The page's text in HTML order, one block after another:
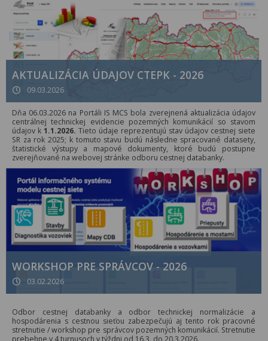
AKTUALIZÁCIA ÚDAJOV CTEPK - 2026
09.03.2026
Dňa 06.03.2026 na Portáli IS MCS bola zverejnená aktualizácia údajov
centrálnej technickej evidencie pozemných komunikácií so stavom
údajov k 1.1.2026. Tieto údaje reprezentujú stav údajov cestnej siete
SR za rok 2025; k tomuto stavu budú následne spracované datasety,
štatistické výstupy a mapové dokumenty, ktoré budú postupne
zverejňované na webovej stránke odboru cestnej databanky.
WORKSHOP PRE SPRÁVCOV - 2026
03.02.2026
Odbor cestnej databanky a odbor technickej normalizácie a
hospodárenia s cestnou sieťou zabezpečujú aj tento rok pracovné
stretnutie / workshop pre správcov pozemných komunikácií. Stretnutie
prebehne v 4 turnusoch v týždni od 16.3. do 20.3.2026.